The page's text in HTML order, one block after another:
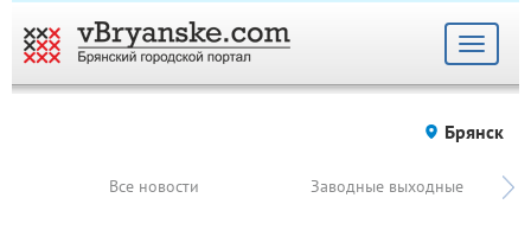
Toggle
Брянск
Все новости Заводные выходные